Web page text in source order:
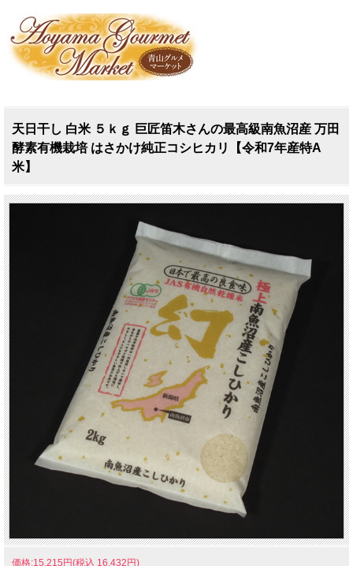
天日干し 白米 ５ｋｇ 巨匠笛木さんの最高級南魚沼産 万田
酵素有機栽培 はさかけ純正コシヒカリ【令和7年産特A
米】
価格:15,215円(税込 16,432円)